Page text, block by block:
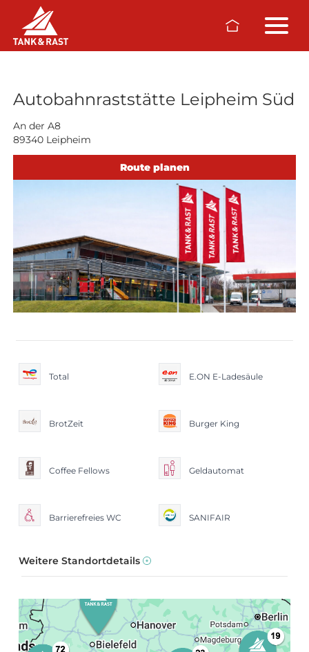
Skip to main content
Raststätten
Autobahnraststätte Leipheim Süd
An der A8
89340 Leipheim
Route planen
Total E.ON E-Ladesäule
BrotZeit Burger King
Coffee Fellows Geldautomat
Barrierefreies WC SANIFAIR
Weitere Standortdetails